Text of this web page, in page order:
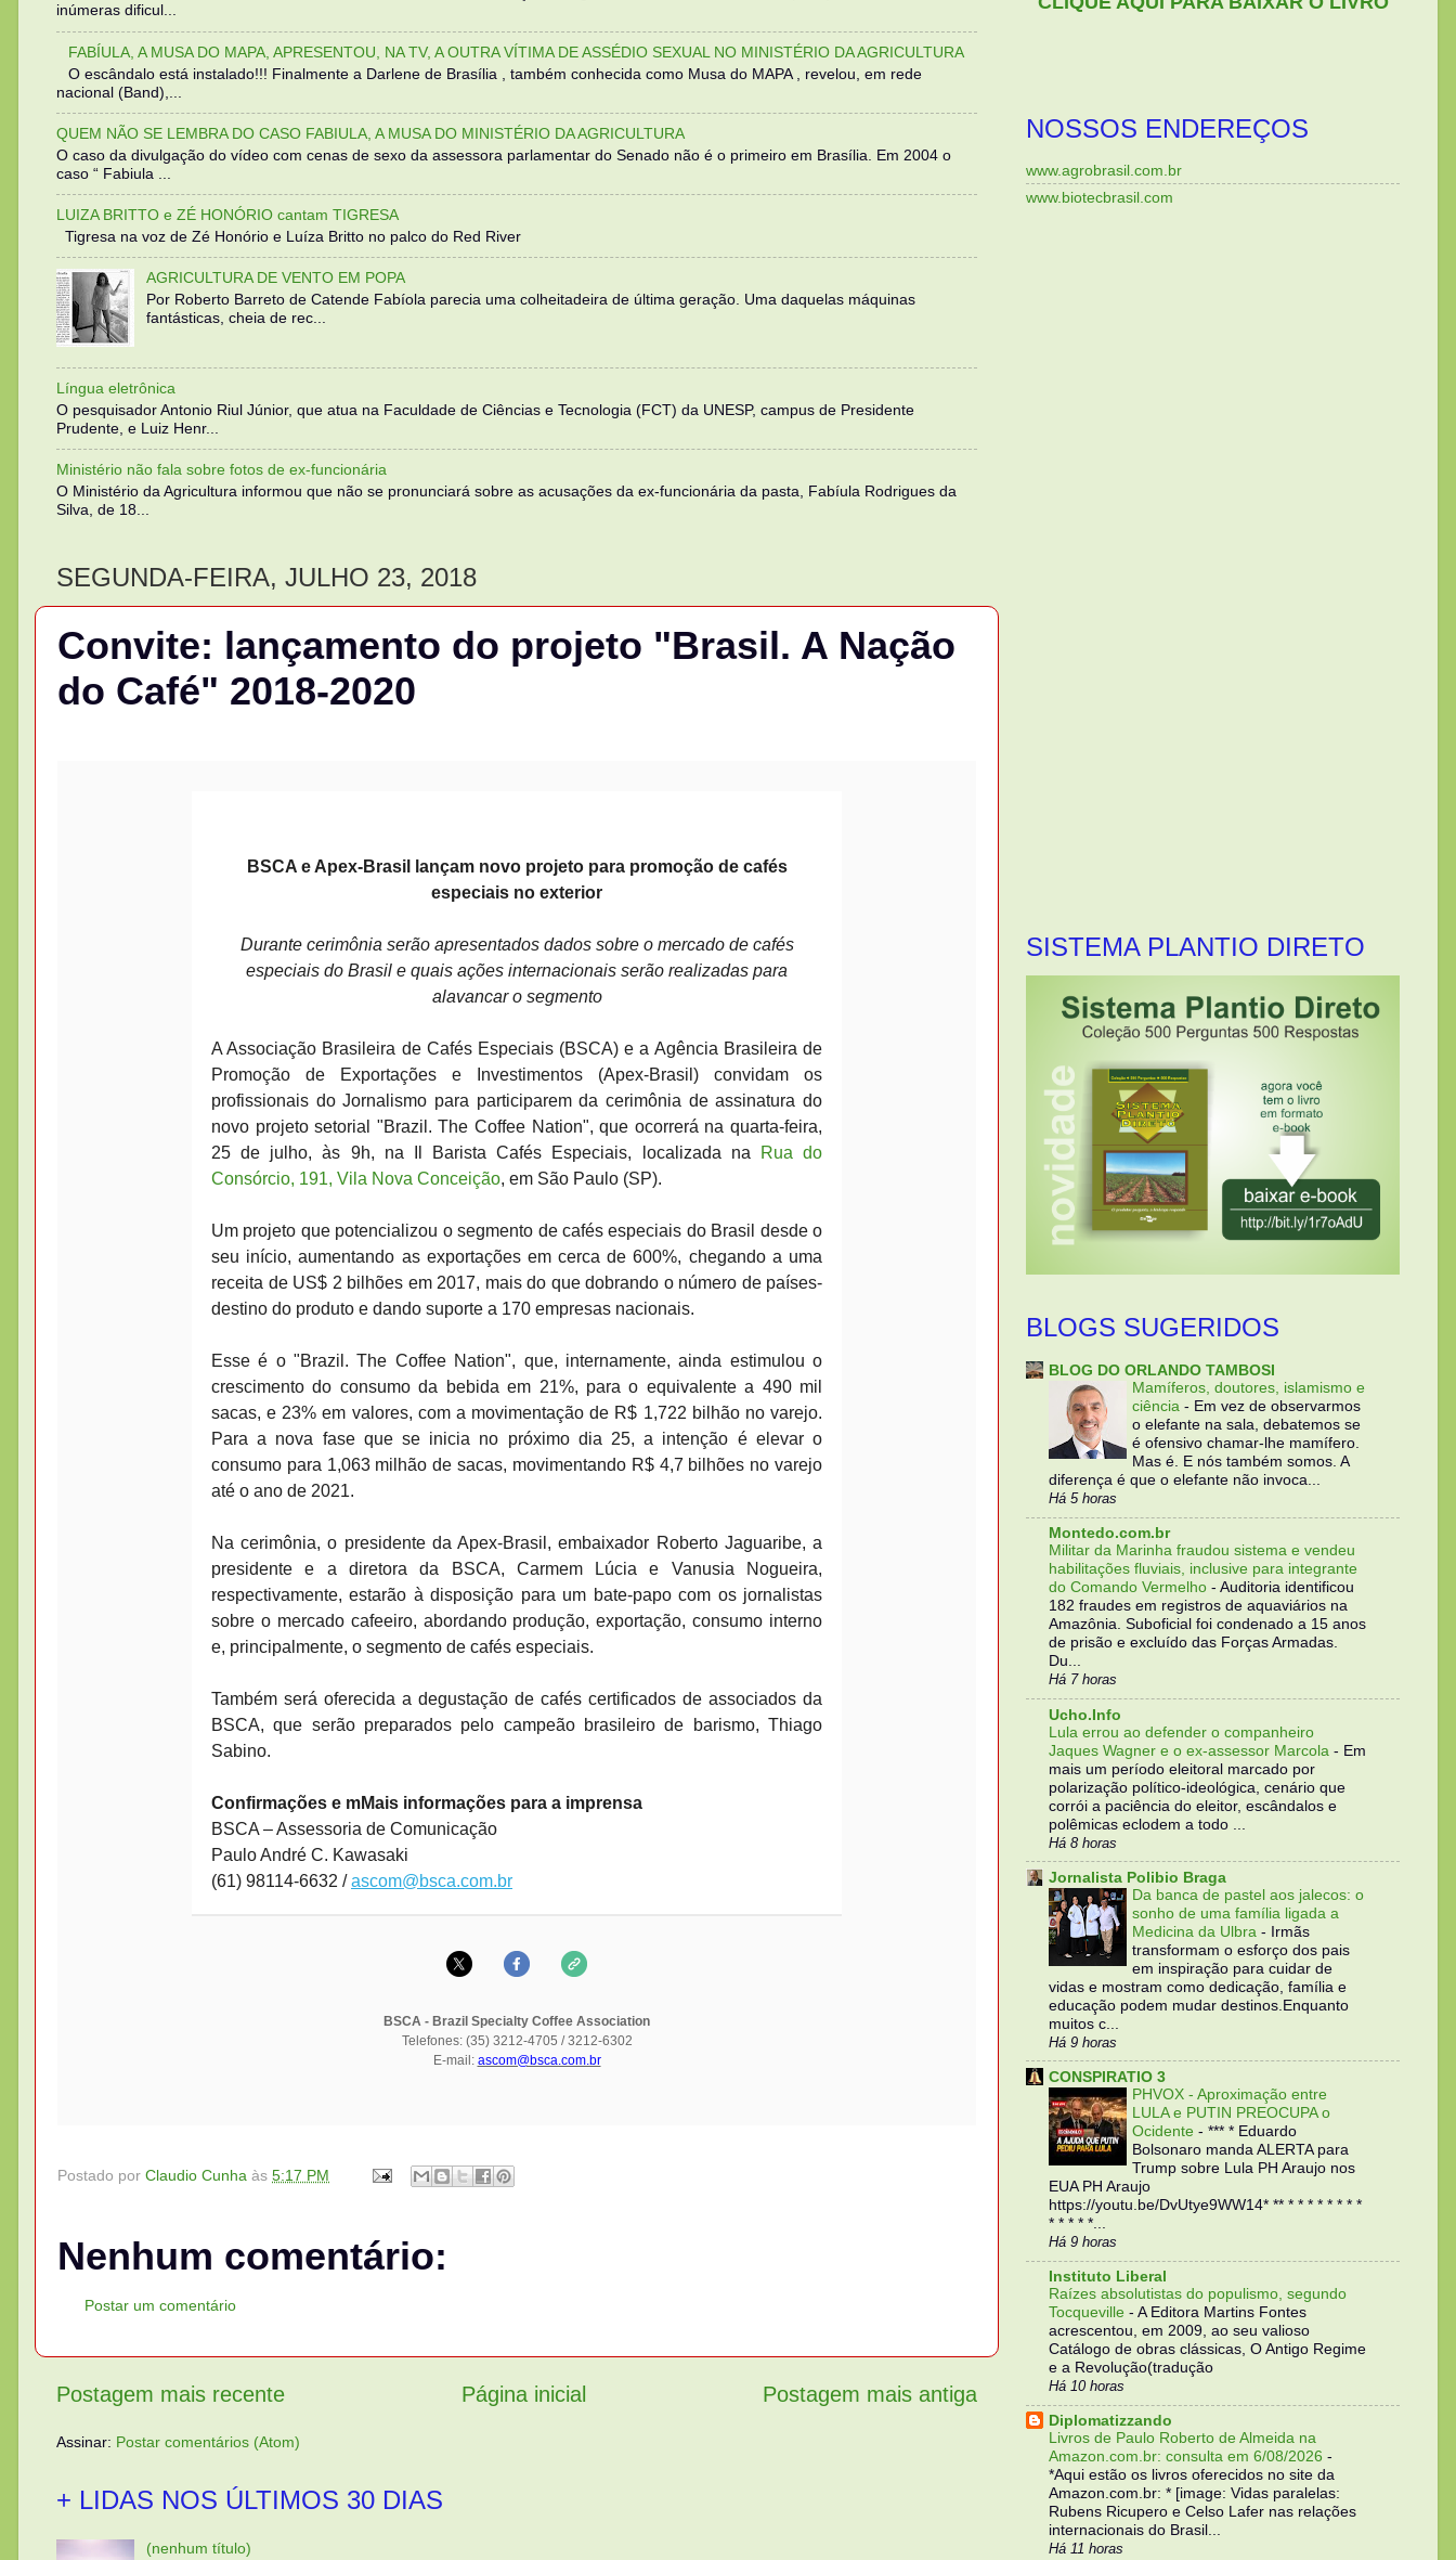
inúmeras dificul...
FABÍULA, A MUSA DO MAPA, APRESENTOU, NA TV, A OUTRA VÍTIMA DE ASSÉDIO SEXUAL NO MINISTÉRIO DA AGRICULTURA
O escândalo está instalado!!! Finalmente a Darlene de Brasília , também conhecida como Musa do MAPA , revelou, em rede
nacional (Band),...
QUEM NÃO SE LEMBRA DO CASO FABIULA, A MUSA DO MINISTÉRIO DA AGRICULTURA
O caso da divulgação do vídeo com cenas de sexo da assessora parlamentar do Senado não é o primeiro em Brasília. Em 2004 o
caso “ Fabiula ...
LUIZA BRITTO e ZÉ HONÓRIO cantam TIGRESA
Tigresa na voz de Zé Honório e Luíza Britto no palco do Red River
AGRICULTURA DE VENTO EM POPA
Por Roberto Barreto de Catende Fabíola parecia uma colheitadeira de última geração. Uma daquelas máquinas
fantásticas, cheia de rec...
Língua eletrônica
O pesquisador Antonio Riul Júnior, que atua na Faculdade de Ciências e Tecnologia (FCT) da UNESP, campus de Presidente
Prudente, e Luiz Henr...
Ministério não fala sobre fotos de ex-funcionária
O Ministério da Agricultura informou que não se pronunciará sobre as acusações da ex-funcionária da pasta, Fabíula Rodrigues da
Silva, de 18...
SEGUNDA-FEIRA, JULHO 23, 2018
Convite: lançamento do projeto "Brasil. A Nação
do Café" 2018-2020
BSCA e Apex-Brasil lançam novo projeto para promoção de cafés
especiais no exterior
Durante cerimônia serão apresentados dados sobre o mercado de cafés
especiais do Brasil e quais ações internacionais serão realizadas para
alavancar o segmento
A Associação Brasileira de Cafés Especiais (BSCA) e a Agência Brasileira de
Promoção de Exportações e Investimentos (Apex-Brasil) convidam os
profissionais do Jornalismo para participarem da cerimônia de assinatura do
novo projeto setorial "Brazil. The Coffee Nation", que ocorrerá na quarta-feira,
25 de julho, às 9h, na Il Barista Cafés Especiais, localizada na
Rua do
Consórcio, 191, Vila Nova Conceição, em São Paulo (SP).
Um projeto que potencializou o segmento de cafés especiais do Brasil desde o
seu início, aumentando as exportações em cerca de 600%, chegando a uma
receita de US$ 2 bilhões em 2017, mais do que dobrando o número de países-
destino do produto e dando suporte a 170 empresas nacionais.
Esse é o "Brazil. The Coffee Nation", que, internamente, ainda estimulou o
crescimento do consumo da bebida em 21%, para o equivalente a 490 mil
sacas, e 23% em valores, com a movimentação de R$ 1,722 bilhão no varejo.
Para a nova fase que se inicia no próximo dia 25, a intenção é elevar o
consumo para 1,063 milhão de sacas, movimentando R$ 4,7 bilhões no varejo
até o ano de 2021.
Na cerimônia, o presidente da Apex-Brasil, embaixador Roberto Jaguaribe, a
presidente e a diretora da BSCA, Carmem Lúcia e Vanusia Nogueira,
respectivamente, estarão à disposição para um bate-papo com os jornalistas
sobre o mercado cafeeiro, abordando produção, exportação, consumo interno
e, principalmente, o segmento de cafés especiais.
Também será oferecida a degustação de cafés certificados de associados da
BSCA, que serão preparados pelo campeão brasileiro de barismo, Thiago
Sabino.
Confirmações e mMais informações para a imprensa
BSCA – Assessoria de Comunicação
Paulo André C. Kawasaki
(61) 98114-6632 / ascom@bsca.com.br
BSCA - Brazil Specialty Coffee Association
Telefones: (35) 3212-4705 / 3212-6302
E-mail: ascom@bsca.com.br
Postado por Claudio Cunha às 5:17 PM
Nenhum comentário:
Postar um comentário
Postagem mais recente Postagem mais antiga
Página inicial
Assinar: Postar comentários (Atom)
+ LIDAS NOS ÚLTIMOS 30 DIAS
(nenhum título)
NOSSOS ENDEREÇOS
www.agrobrasil.com.br
www.biotecbrasil.com
SISTEMA PLANTIO DIRETO
BLOGS SUGERIDOS
BLOG DO ORLANDO TAMBOSI
Mamíferos, doutores, islamismo e
ciência - Em vez de observarmos
o elefante na sala, debatemos se
é ofensivo chamar-lhe mamífero.
Mas é. E nós também somos. A
diferença é que o elefante não invoca...
Há 5 horas
Montedo.com.br
Militar da Marinha fraudou sistema e vendeu
habilitações fluviais, inclusive para integrante
do Comando Vermelho - Auditoria identificou
182 fraudes em registros de aquaviários na
Amazônia. Suboficial foi condenado a 15 anos
de prisão e excluído das Forças Armadas.
Du...
Há 7 horas
Ucho.Info
Lula errou ao defender o companheiro
Jaques Wagner e o ex-assessor Marcola - Em
mais um período eleitoral marcado por
polarização político-ideológica, cenário que
corrói a paciência do eleitor, escândalos e
polêmicas eclodem a todo ...
Há 8 horas
Jornalista Polibio Braga
Da banca de pastel aos jalecos: o
sonho de uma família ligada a
Medicina da Ulbra - Irmãs
transformam o esforço dos pais
em inspiração para cuidar de
vidas e mostram como dedicação, família e
educação podem mudar destinos.Enquanto
muitos c...
Há 9 horas
CONSPIRATIO 3
PHVOX - Aproximação entre
LULA e PUTIN PREOCUPA o
Ocidente - *** * Eduardo
Bolsonaro manda ALERTA para
Trump sobre Lula PH Araujo nos
EUA PH Araujo
https://youtu.be/DvUtye9WW14* ** * * * * * * * *
* * * * *...
Há 9 horas
Instituto Liberal
Raízes absolutistas do populismo, segundo
Tocqueville - A Editora Martins Fontes
acrescentou, em 2009, ao seu valioso
Catálogo de obras clássicas, O Antigo Regime
e a Revolução(tradução
Há 10 horas
Diplomatizzando
Livros de Paulo Roberto de Almeida na
Amazon.com.br: consulta em 6/08/2026 -
*Aqui estão os livros oferecidos no site da
Amazon.com.br: * [image: Vidas paralelas:
Rubens Ricupero e Celso Lafer nas relações
internacionais do Brasil...
Há 11 horas